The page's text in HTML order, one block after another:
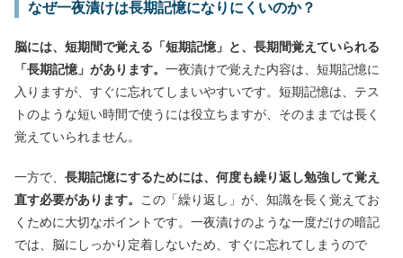
なぜ一夜漬けは長期記憶になりにくいのか？
脳には、短期間で覚える「短期記憶」と、長期間覚えていられる
「長期記憶」があります。 一夜漬けで覚えた内容は、短期記憶に
入りますが、すぐに忘れてしまいやすいです。短期記憶は、テス
トのような短い時間で使うには役立ちますが、そのままでは長く
覚えていられません。
一方で、 長期記憶にするためには、何度も繰り返し勉強して覚え
直す必要があります。
この「繰り返し」が、知識を長く覚えてお
くために大切なポイントです。一夜漬けのような一度だけの暗記
では、脳にしっかり定着しないため、すぐに忘れてしまうので